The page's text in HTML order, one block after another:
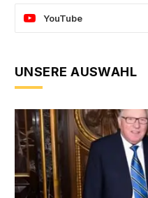
YouTube
UNSERE AUSWAHL